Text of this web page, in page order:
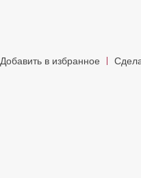
Добавить в избранное